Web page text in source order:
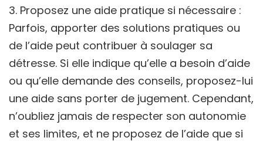
Proposez une aide pratique si nécessaire :
Parfois, apporter des solutions pratiques ou
de l’aide peut contribuer à soulager sa
détresse. Si elle indique qu’elle a besoin d’aide
ou qu’elle demande des conseils, proposez-lui
une aide sans porter de jugement. Cependant,
n’oubliez jamais de respecter son autonomie
et ses limites, et ne proposez de l’aide que si